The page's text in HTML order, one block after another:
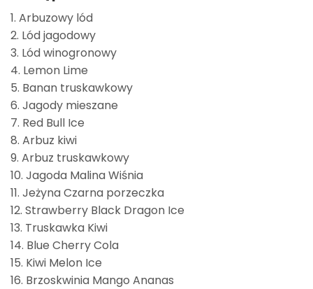
1. Arbuzowy lód
2. Lód jagodowy
3. Lód winogronowy
4. Lemon Lime
5. Banan truskawkowy
6. Jagody mieszane
7. Red Bull Ice
8. Arbuz kiwi
9. Arbuz truskawkowy
10. Jagoda Malina Wiśnia
11. Jeżyna Czarna porzeczka
12. Strawberry Black Dragon Ice
13. Truskawka Kiwi
14. Blue Cherry Cola
15. Kiwi Melon Ice
16. Brzoskwinia Mango Ananas